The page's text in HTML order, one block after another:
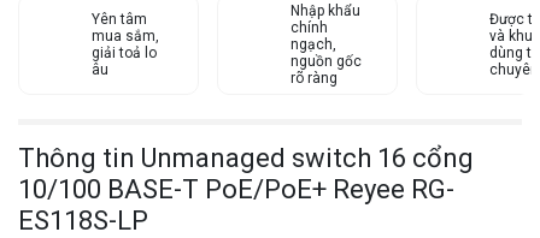
Yên tâm
mua sắm,
giải toả lo
âu
Nhập khẩu
chính
ngạch,
nguồn gốc
rõ ràng
Được
và
dùng từ
Thông tin Unmanaged switch 16 cổng
10/100 BASE-T PoE/PoE+ Reyee RG-
ES118S-LP